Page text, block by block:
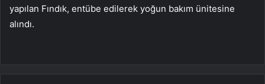
yapılan Fındık, entübe edilerek yoğun bakım ünitesine
alındı.